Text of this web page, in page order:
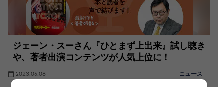
ジェーン・スーさん『ひとまず上出来』試し聴き
や、著者出演コンテンツが人気上位に！
2023.06.08 ニュース